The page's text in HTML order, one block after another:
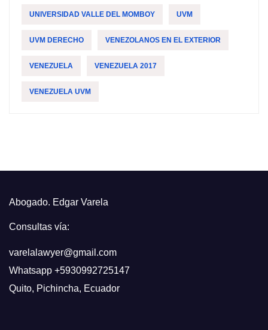
UNIVERSIDAD VALLE DEL MOMBOY UVM
UVM DERECHO VENEZOLANOS EN EL EXTERIOR
VENEZUELA VENEZUELA 2017
VENEZUELA UVM
Abogado. Edgar Varela
Consultas vía:
varelalawyer@gmail.com
Whatsapp +5930992725147
Quito, Pichincha, Ecuador